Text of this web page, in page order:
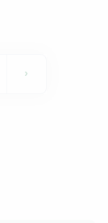
›